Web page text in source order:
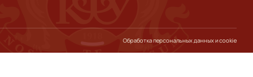
Обработка персональных данных и cookie